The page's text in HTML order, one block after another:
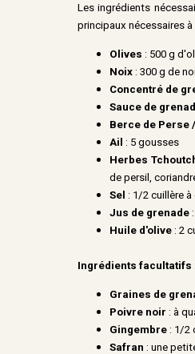
Les ingrédients
principaux nécessaires
Olives : 500 g
Noix : 300 g de
Concentré de
Sauce de
Berce de Perse
Ail : 5 gousses
Herbes
de persil,
Sel : 1/2 cuillère à
Jus de grenade
Huile d'olive : 2
Ingrédients facultatifs
Graines de
Poivre noir : à
Gingembre : 1/2
Safran : une